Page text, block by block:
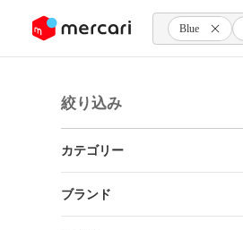
ツにスキップ Blue
絞り込み
カテゴリー
ブランド